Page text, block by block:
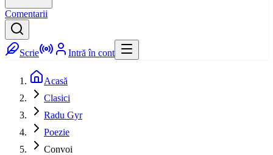
Comentarii
Scrie Intră în cont
Acasă
Clasici
Radu Gyr
Poezie
Convoi